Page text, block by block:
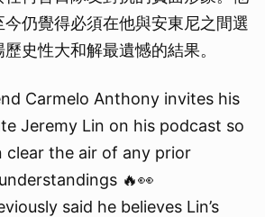
仍覺得必須在他與安東尼之間選
史性大和解最遺憾的結果。
Carmelo Anthony invites his
Jeremy Lin on his podcast so
clear the air of any prior
🔥👀
said he believes Lin’s